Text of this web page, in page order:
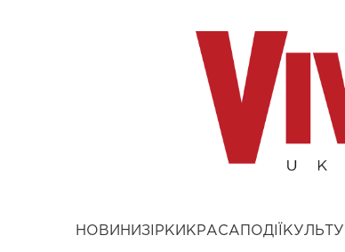
НОВИНИ ЗІРКИ КРАСА ПОДІЇ